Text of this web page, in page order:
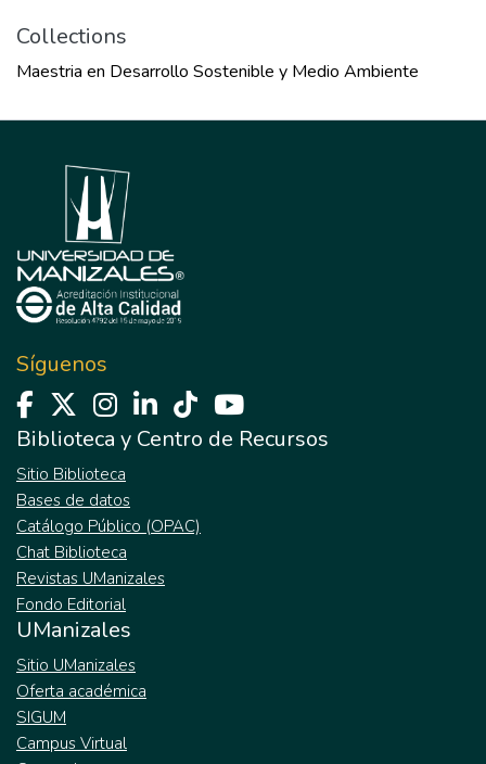
Collections
Maestria en Desarrollo Sostenible y Medio Ambiente
Síguenos
Biblioteca y Centro de Recursos
Sitio Biblioteca
Bases de datos
Catálogo Público (OPAC)
Chat Biblioteca
Revistas UManizales
Fondo Editorial
UManizales
Sitio UManizales
Oferta académica
SIGUM
Campus Virtual